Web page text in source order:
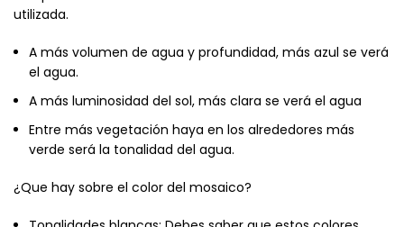
utilizada.
A más volumen de agua y profundidad, más azul se verá
el agua.
A más luminosidad del sol, más clara se verá el agua
Entre más vegetación haya en los alrededores más
verde será la tonalidad del agua.
¿Que hay sobre el color del mosaico?